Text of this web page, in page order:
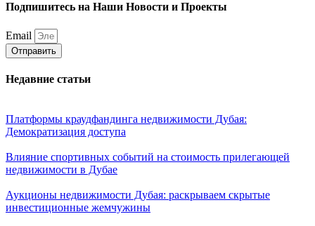
Подпишитесь на Наши Новости и Проекты
Email
Отправить
Недавние статьи
Платформы краудфандинга недвижимости Дубая:
Демократизация доступа
Влияние спортивных событий на стоимость прилегающей
недвижимости в Дубае
Аукционы недвижимости Дубая: раскрываем скрытые
инвестиционные жемчужины